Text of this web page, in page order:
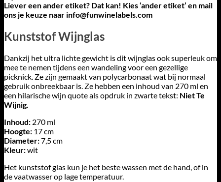
Liever een ander etiket? Dat kan! Kies ‘ander etiket’ en mail
ons je keuze naar info@funwinelabels.com
Kunststof Wijnglas
Dankzij het ultra lichte gewicht is dit wijnglas ook superleuk om
mee te nemen tijdens een wandeling voor een gezellige
picknick. Ze zijn gemaakt van polycarbonaat wat bij normaal
gebruik onbreekbaar is. Ze hebben een inhoud van 270 ml en
een hilarische wijn quote als opdruk in zwarte tekst: Niet Te
Wijnig.
Inhoud: 270 ml
Hoogte: 17 cm
Diameter:7,5 cm
Kleur:wit
Het kunststof glas kun je het beste wassen met de hand, of in
de vaatwasser op lage temperatuur.